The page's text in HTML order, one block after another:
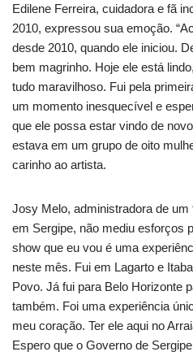
Edilene Ferreira, cuidadora e fã
2010, expressou sua emoção.
desde 2010, quando ele iniciou.
bem magrinho. Hoje ele está
tudo maravilhoso. Fui pela
um momento inesquecível e
que ele possa estar vindo de
estava em um grupo de oito
carinho ao artista.
Josy Melo, administradora de
em Sergipe, não mediu esforços
show que eu vou é uma
neste mês. Fui em Lagarto e
Povo. Já fui para Belo Horizonte
também. Foi uma experiência
meu coração. Ter ele aqui no
Espero que o Governo de